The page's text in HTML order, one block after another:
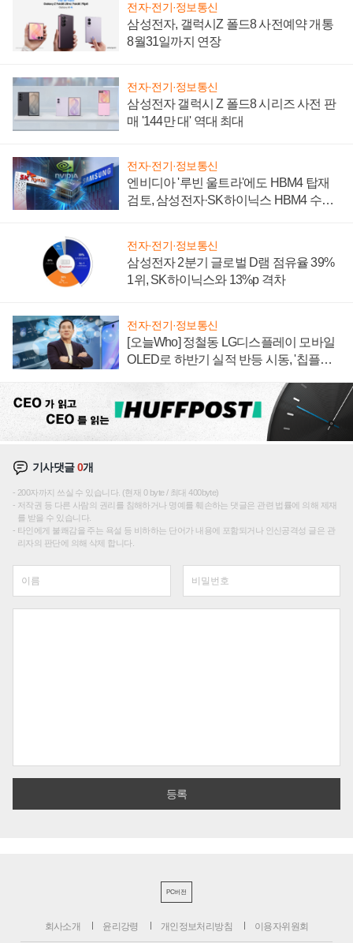
전자·전기·정보통신
삼성전자, 갤럭시Z 폴드8 사전예약 개통
8월31일까지 연장
전자·전기·정보통신
삼성전자 갤럭시 Z 폴드8 시리즈 사전 판
매 '144만 대' 역대 최대
전자·전기·정보통신
엔비디아 '루빈 울트라'에도 HBM4 탑재
검토, 삼성전자·SK하이닉스 HBM4 수율
전자·전기·정보통신
삼성전자 2분기 글로벌 D램 점유율 39%
1위, SK하이닉스와 13%p 격차
전자·전기·정보통신
[오늘Who] 정철동 LG디스플레이 모바일
OLED로 하반기 실적 반등 시동, '칩플레
기사댓글0개
200자까지 쓰실 수 있습니다. (현재 0 byte / 최대 400byte)
저작권 등 다른 사람의 권리를 침해하거나 명예를 훼손하는 댓글은 관련 법률에 의해 제재
를 받을 수 있습니다.
타인에게 불쾌감을 주는 욕설 등 비하하는 단어가 내용에 포함되거나 인신공격성 글은 관
리자의 판단에 의해 삭제 합니다.
PC버전
회사소개 윤리강령 개인정보처리방침 이용자위원회